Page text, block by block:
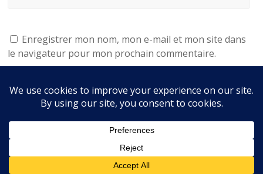
Enregistrer mon nom, mon e-mail et mon site dans
le navigateur pour mon prochain commentaire.
Nos maisons
La ville de Mirambeau
Liens utiles Services
Avis
Mentions légales